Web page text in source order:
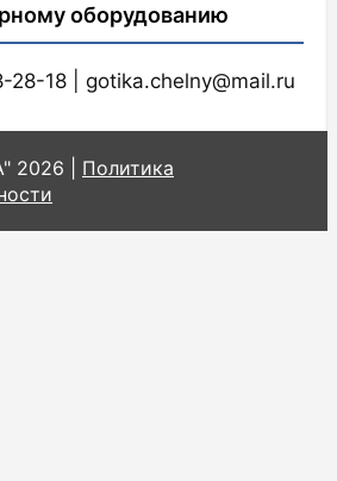
оборудованию
28-18 | gotika.chelny@mail.ru
2026 | Политика